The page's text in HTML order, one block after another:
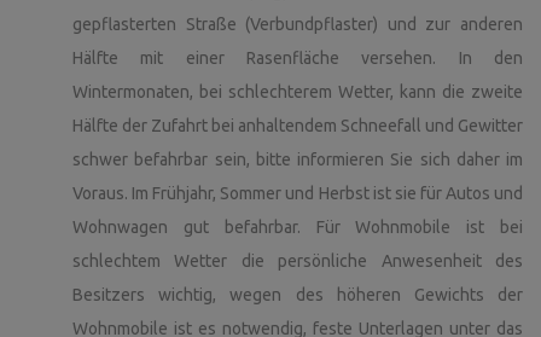
gepflasterten Straße (Verbundpflaster) und zur anderen
Hälfte mit einer Rasenfläche versehen. In den
Wintermonaten, bei schlechterem Wetter, kann die zweite
Hälfte der Zufahrt bei anhaltendem Schneefall und Gewitter
schwer befahrbar sein, bitte informieren Sie sich daher im
Voraus. Im Frühjahr, Sommer und Herbst ist sie für Autos und
Wohnwagen gut befahrbar. Für Wohnmobile ist bei
schlechtem Wetter die persönliche Anwesenheit des
Besitzers wichtig, wegen des höheren Gewichts der
Wohnmobile ist es notwendig, feste Unterlagen unter das